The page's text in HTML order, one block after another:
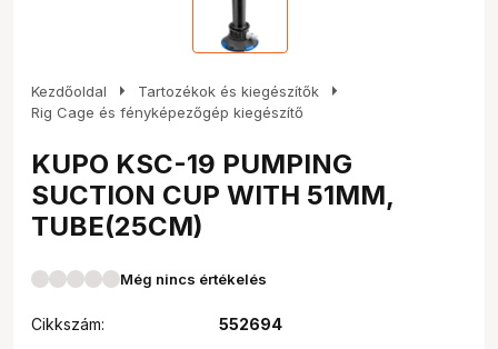
Kezdőoldal arrow_right Tartozékok és kiegészítők arrow_right
Rig Cage és fényképezőgép kiegészítő
KUPO KSC-19 PUMPING
SUCTION CUP WITH 51MM,
TUBE(25CM)
Még nincs értékelés
Cikkszám:
552694